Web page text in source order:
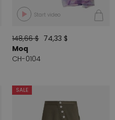
Start video
148,66 $ 74,33 $
Moq
CH-0104
SALE